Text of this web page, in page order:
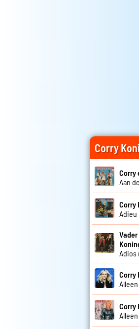
Corry
Corry
Aan
Corry
Adieu
Adios
Corry
Corry